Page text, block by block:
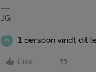
JG
W 1 persoon vindt dit
Like